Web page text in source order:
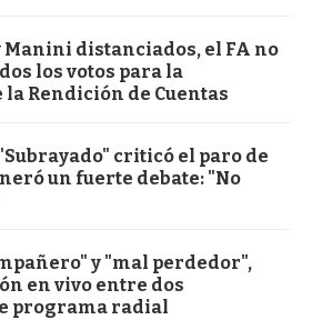
Manini distanciados, el FA no
los votos para la
Rendición de Cuentas
criticó el paro de
un fuerte debate: "No
y "mal perdedor",
en vivo entre dos
programa radial